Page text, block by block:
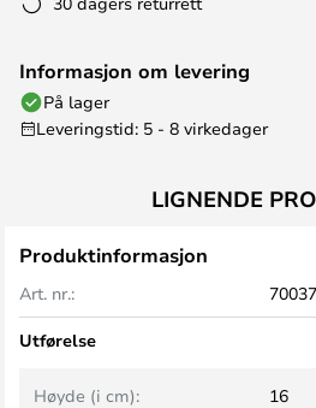
Informasjon om levering
På lager
Leveringstid: 5 - 8 virkedager
LIGNENDE
Produktinformasjon
Art. nr.:
Utførelse
Høyde (i cm):
16